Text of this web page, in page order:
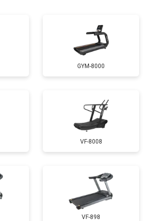
GYM-8000
VF-8008
VF-898